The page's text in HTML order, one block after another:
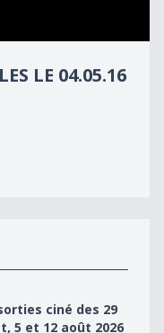
LE 04.05.16
12 août 2026
ciné des 29
5 et 12 août 2026